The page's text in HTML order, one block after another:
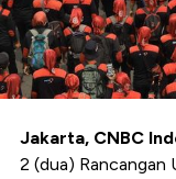
Jakarta, CNBC
2 (dua) Rancangan